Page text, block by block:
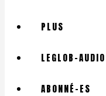
PLUS
LEGLOB-AUDIO
ABONNÉ-ES